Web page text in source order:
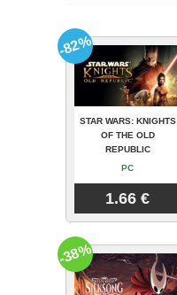
STAR WARS: KNIGHTS
OF THE OLD
REPUBLIC
PC
1.66 €
-82%
-38%